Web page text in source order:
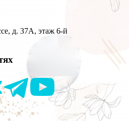
д. 37А, этаж 6-й